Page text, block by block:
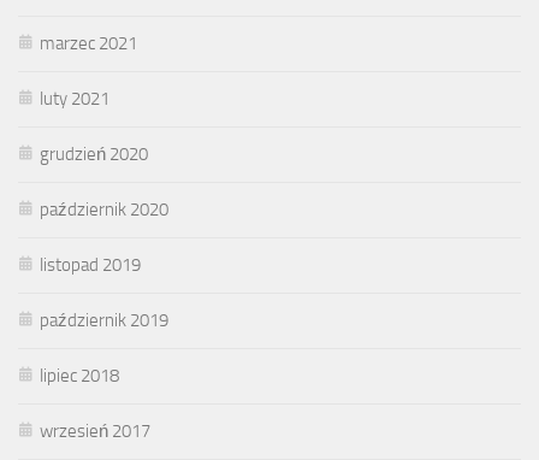
marzec 2021
luty 2021
grudzień 2020
październik 2020
listopad 2019
październik 2019
lipiec 2018
wrzesień 2017